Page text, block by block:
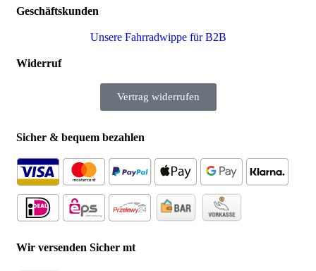
Geschäftskunden
Unsere Fahrradwippe für B2B
Widerruf
Vertrag widerrufen
Sicher & bequem bezahlen
Wir versenden Sicher mt